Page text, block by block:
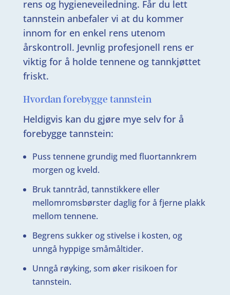
rens og hygieneveiledning. Får du lett
tannstein anbefaler vi at du kommer
innom for en enkel rens utenom
årskontroll. Jevnlig profesjonell rens er
viktig for å holde tennene og tannkjøttet
friskt.
Hvordan forebygge tannstein
Heldigvis kan du gjøre mye selv for å
forebygge tannstein:
Puss tennene grundig med fluortannkrem
morgen og kveld.
Bruk tanntråd, tannstikkere eller
mellomromsbørster daglig for å fjerne plakk
mellom tennene.
Begrens sukker og stivelse i kosten, og
unngå hyppige småmåltider.
Unngå røyking, som øker risikoen for
tannstein.